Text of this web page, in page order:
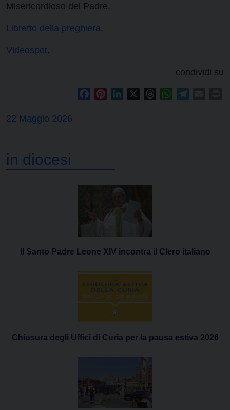
Misericordioso del Padre.
Libretto della preghiera.
Videospot.
condividi su
FacebookPinterestLinkedIn ThreadsWhatsApp
22 Maggio 2026
in diocesi
Il Santo Padre Leone XIV incontra il Clero italiano
Chiusura degli Uffici di Curia per la pausa estiva 2026